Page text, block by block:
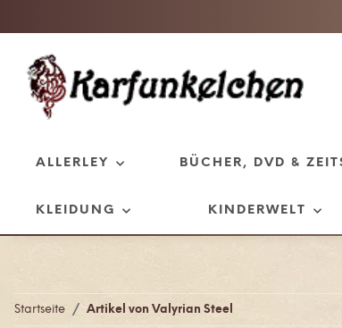
ALLERLEY BÜCHER, DVD &
KLEIDUNG KINDERWELT
Startseite Artikel von Valyrian Steel